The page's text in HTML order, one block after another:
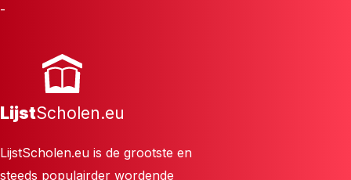
-
LijstScholen.eu
LijstScholen.eu is de grootste en
steeds populairder wordende